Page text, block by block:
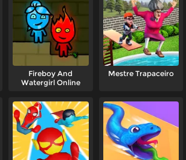
Fireboy And
Watergirl Online
Mestre Trapaceiro